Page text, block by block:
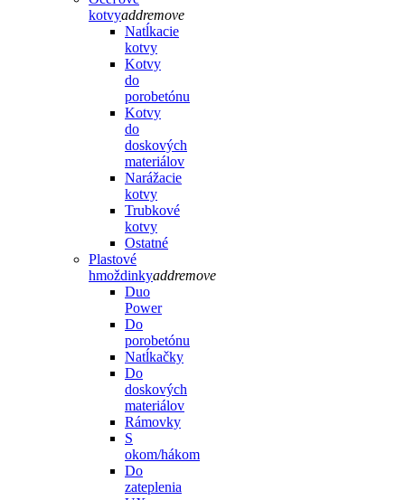
kotvyaddremove
Natĺkacie
kotvy
Kotvy
do
porobetónu
Kotvy
do
doskových
materiálov
Narážacie
kotvy
Trubkové
kotvy
Ostatné
Plastové
hmoždinkyaddremove
Duo
Power
Do
porobetónu
Natĺkačky
Do
doskových
materiálov
Rámovky
S
okom/hákom
Do
zateplenia